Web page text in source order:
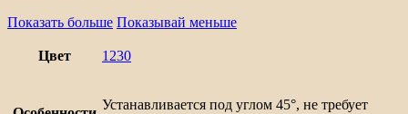
Показать больше Показывай меньше
Цвет 1230
Устанавливается под углом 45°, не требует